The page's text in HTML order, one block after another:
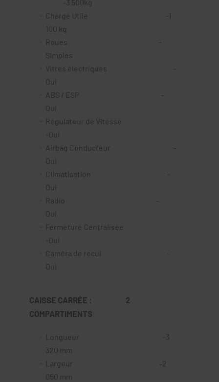
-3 500kg
Charge Utile -1
100 kg
Roues -
Simples
Vitres électriques -
Oui
ABS / ESP -
Oui
Régulateur de Vitesse
-Oui
Airbag Conducteur -
Oui
Climatisation -
Oui
Radio -
Oui
Fermeture Centralisée
-Oui
Caméra de recul -
Oui
CAISSE CARRÉE : 2
COMPARTIMENTS
Longueur -3
320 mm
Largeur -2
050 mm